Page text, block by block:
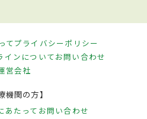
てプライバシーポリシー
インについてお問い合わせ
営会社
機関の方】
あたって お問い合わせ